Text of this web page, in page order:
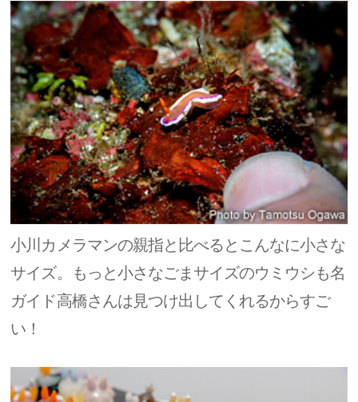
小川カメラマンの親指と比べるとこんなに小さな
サイズ。もっと小さなごまサイズのウミウシも名
ガイド高橋さんは見つけ出してくれるからすご
い！